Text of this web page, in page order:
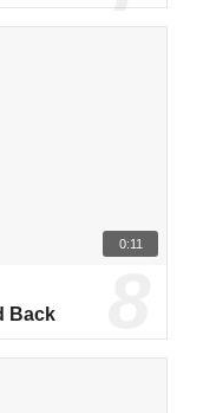
0:11
Back